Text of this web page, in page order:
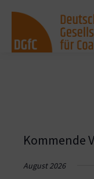
Kommende
August 2026